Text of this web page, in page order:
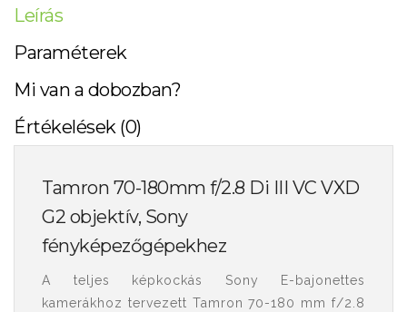
Leírás
Paraméterek
Mi van a dobozban?
Értékelések (0)
Tamron 70-180mm f/2.8 Di III VC VXD
G2 objektív, Sony
fényképezőgépekhez
A teljes képkockás Sony E-bajonettes
kamerákhoz tervezett Tamron 70-180 mm f/2.8